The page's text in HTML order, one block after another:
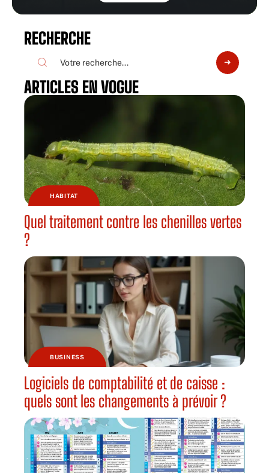
RECHERCHE
ARTICLES EN VOGUE
HABITAT
Quel traitement contre les chenilles vertes
?
BUSINESS
Logiciels de comptabilité et de caisse :
quels sont les changements à prévoir ?